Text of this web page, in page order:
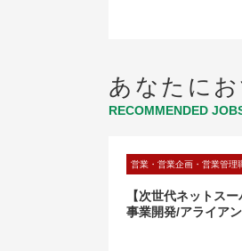
あなたに
RECOMMENDED
営業・営業企画・営業管理
【次世代ネットスー
事業開発/アライア